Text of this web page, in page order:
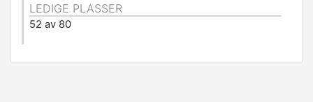
LEDIGE PLASSER
52 av 80